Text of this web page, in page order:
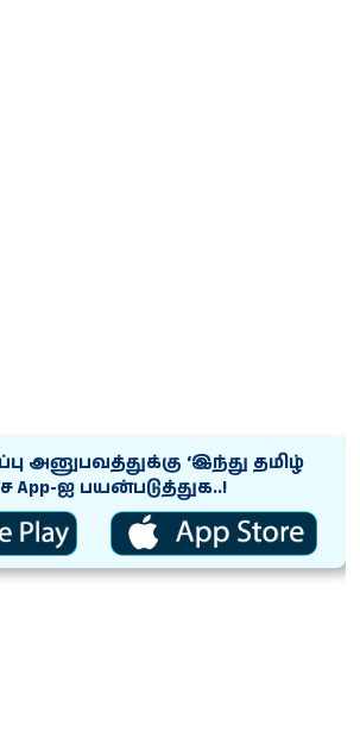
அனுபவத்துக்கு ‘இந்து தமிழ்
App-ஐ பயன்படுத்துக..!